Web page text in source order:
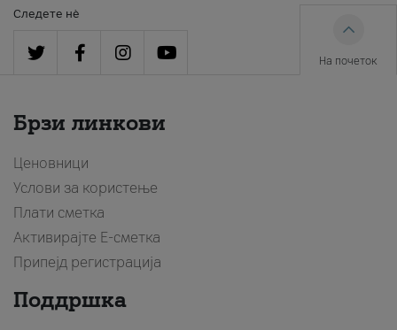
Следете нè
На почеток
Брзи линкови
Ценовници
Услови за користење
Плати сметка
Активирајте Е-сметка
Припејд регистрација
Поддршка